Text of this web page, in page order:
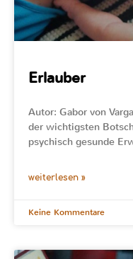
Erlauber
Autor: Gabor von
der wichtigsten
psychisch gesunde
weiterlesen »
Keine Kommentare